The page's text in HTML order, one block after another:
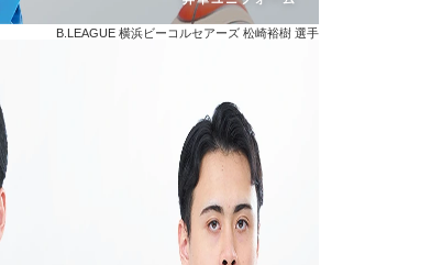
B.LEAGUE 横浜ビーコルセアーズ 松崎裕樹 選手